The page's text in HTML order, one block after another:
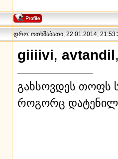
დრო: ოთხშაბათი, 22.01.2014,
giiiivi, avtandil
გახსოვდეს თოფს
როგორც